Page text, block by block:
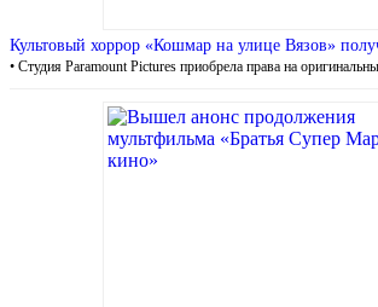
Культовый хоррор «Кошмар на улице Вязов»
• Студия Paramount Pictures приобрела права на